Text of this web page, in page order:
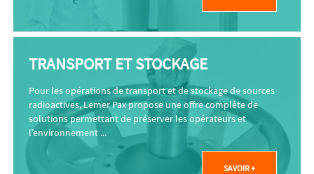
TRANSPORT ET STOCKAGE
Pour les opérations de transport et de stockage de sources
radioactives, Lemer Pax propose une offre complète de
solutions permettant de préserver les opérateurs et
l’environnement ...
SAVOIR +